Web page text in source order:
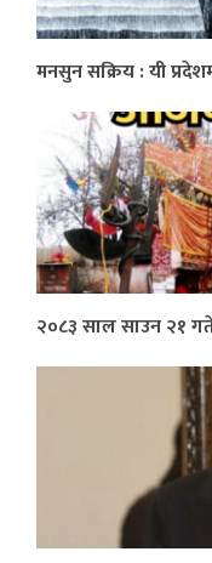
मनसुन सक्रिय : यी
२०८३ साल साउन २१